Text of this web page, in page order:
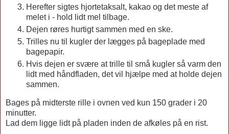
Herefter sigtes hjortetaksalt, kakao og det meste af
melet i - hold lidt mel tilbage.
Dejen røres hurtigt sammen med en ske.
Trilles nu til kugler der lægges på bageplade med
bagepapir.
Hvis dejen er svære at trille til små kugler så varm den
lidt med håndfladen, det vil hjælpe med at holde dejen
sammen.
Bages på midterste rille i ovnen ved kun 150 grader i 20
minutter.
Lad dem ligge lidt på pladen inden de afkøles på en rist.